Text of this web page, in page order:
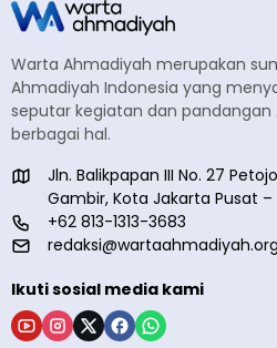
Warta Ahmadiyah merupakan
Ahmadiyah Indonesia yang
seputar kegiatan dan
berbagai hal.
Jln. Balikpapan III No. 27
Gambir, Kota Jakarta Pusat –
+62 813-1313-3683
redaksi@wartaahmadiyah.org
Ikuti sosial media kami